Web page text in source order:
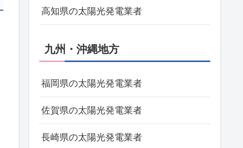
高知県の太陽光発電業者
九州・沖縄地方
福岡県の太陽光発電業者
佐賀県の太陽光発電業者
長崎県の太陽光発電業者